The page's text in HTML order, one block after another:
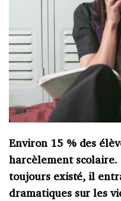
Environ 15 % des
harcèlement scolaire.
toujours existé, il
dramatiques sur les